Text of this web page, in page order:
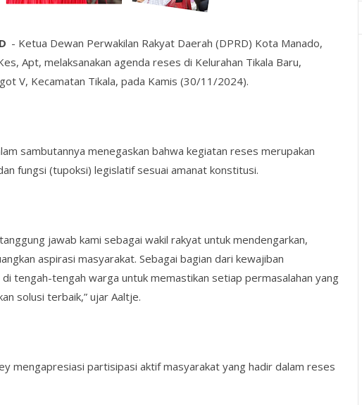
- Ketua Dewan Perwakilan Rakyat Daerah (DPRD) Kota Manado,
Apt, melaksanakan agenda reses di Kelurahan Tikala Baru,
V, Kecamatan Tikala, pada Kamis (30/11/2024).
sambutannya menegaskan bahwa kegiatan reses merupakan
fungsi (tupoksi) legislatif sesuai amanat konstitusi.
jawab kami sebagai wakil rakyat untuk mendengarkan,
aspirasi masyarakat. Sebagai bagian dari kewajiban
tengah-tengah warga untuk memastikan setiap permasalahan yang
solusi terbaik,” ujar Aaltje.
mengapresiasi partisipasi aktif masyarakat yang hadir dalam reses